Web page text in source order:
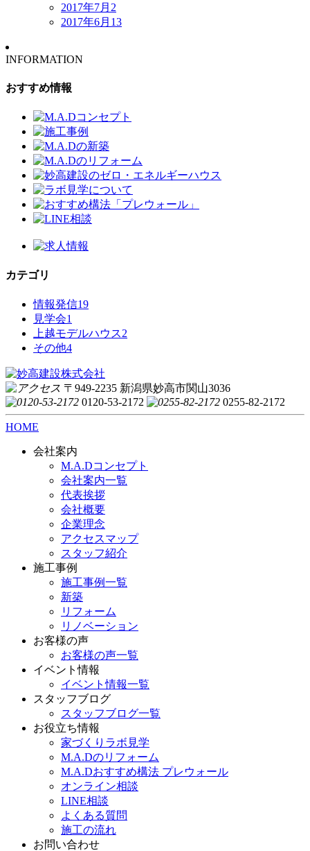
2017年7月 2
2017年6月 13
INFORMATION
おすすめ情報
カテゴリ
情報発信19
見学会1
上越モデルハウス2
その他4
〒949-2235 新潟県妙高市関山3036
0120-53-2172
0255-82-2172
HOME
会社案内
M.A.Dコンセプト
会社案内一覧
代表挨拶
会社概要
企業理念
アクセスマップ
スタッフ紹介
施工事例
施工事例一覧
新築
リフォーム
リノベーション
お客様の声
お客様の声一覧
イベント情報
イベント情報一覧
スタッフブログ
スタッフブログ一覧
お役立ち情報
家づくりラボ見学
M.A.Dのリフォーム
M.A.Dおすすめ構法 プレウォール
オンライン相談
LINE相談
よくある質問
施工の流れ
お問い合わせ